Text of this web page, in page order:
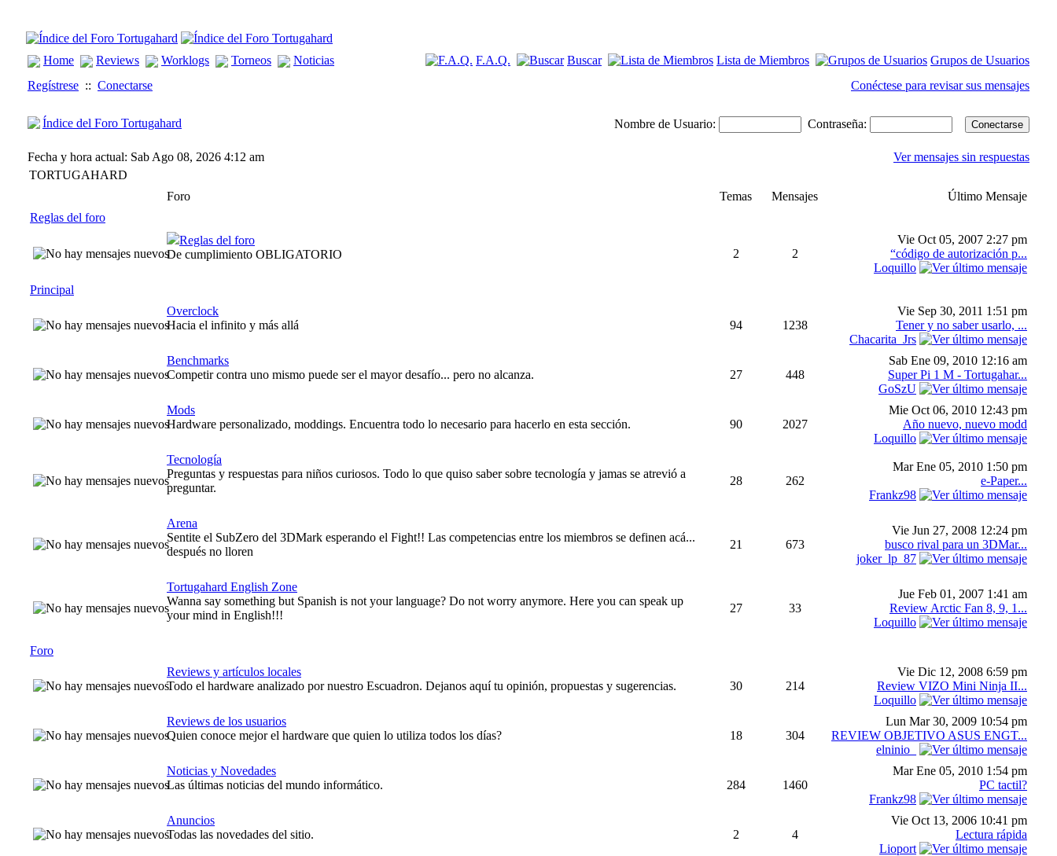
Home Reviews Worklogs Torneos Noticias F.A.Q. Buscar Lista de Miembros
Grupos de Usuarios
Regístrese :: Conectarse Conéctese para revisar sus mensajes
Índice del Foro Tortugahard Nombre de Usuario: Contraseña:
Fecha y hora actual: Sab Ago 08, 2026 4:12 am
Ver mensajes sin respuestas
TORTUGAHARD
Foro
Temas Mensajes
Último Mensaje
Reglas del foro
Reglas del foro
De cumplimiento OBLIGATORIO
2 2
Vie Oct 05, 2007 2:27 pm
“código de autorización p...
Loquillo
Principal
Overclock
Hacia el infinito y más allá
94 1238
Vie Sep 30, 2011 1:51 pm
Tener y no saber usarlo, ...
Chacarita_Jrs
Benchmarks
Competir contra uno mismo puede ser el mayor desafío... pero no alcanza.
27 448
Sab Ene 09, 2010 12:16 am
Super Pi 1 M - Tortugahar...
GoSzU
Mods
Hardware personalizado, moddings. Encuentra todo lo necesario para hacerlo en esta sección.
90 2027
Mie Oct 06, 2010 12:43 pm
Año nuevo, nuevo modd
Loquillo
Tecnología
Preguntas y respuestas para niños curiosos. Todo lo que quiso saber sobre tecnología y jamas se atrevió a
preguntar.
28 262
Mar Ene 05, 2010 1:50 pm
e-Paper...
Frankz98
Arena
Sentite el SubZero del 3DMark esperando el Fight!! Las competencias entre los miembros se definen acá...
después no lloren
21 673
Vie Jun 27, 2008 12:24 pm
busco rival para un 3DMar...
joker_lp_87
Tortugahard English Zone
Wanna say something but Spanish is not your language? Do not worry anymore. Here you can speak up
your mind in English!!!
27 33
Jue Feb 01, 2007 1:41 am
Review Arctic Fan 8, 9, 1...
Loquillo
Foro
Reviews y artículos locales
Todo el hardware analizado por nuestro Escuadron. Dejanos aquí tu opinión, propuestas y sugerencias.
30 214
Vie Dic 12, 2008 6:59 pm
Review VIZO Mini Ninja II...
Loquillo
Reviews de los usuarios
Quien conoce mejor el hardware que quien lo utiliza todos los días?
18 304
Lun Mar 30, 2009 10:54 pm
REVIEW OBJETIVO ASUS ENGT...
elninio_
Noticias y Novedades
Las últimas noticias del mundo informático.
284 1460
Mar Ene 05, 2010 1:54 pm
PC tactil?
Frankz98
Anuncios
Todas las novedades del sitio.
2 4
Vie Oct 13, 2006 10:41 pm
Lectura rápida
Lioport